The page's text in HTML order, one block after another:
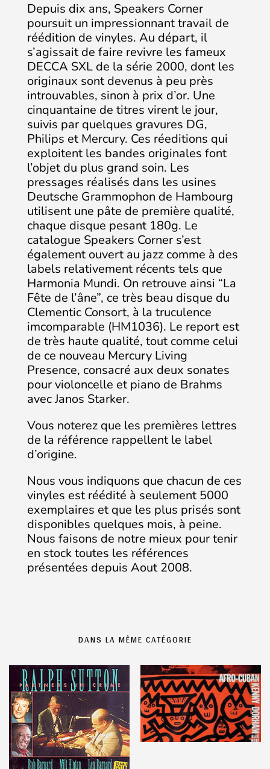
Depuis dix ans, Speakers Corner
poursuit un impressionnant travail de
réédition de vinyles. Au départ, il
s’agissait de faire revivre les fameux
DECCA SXL de la série 2000, dont les
originaux sont devenus à peu près
introuvables, sinon à prix d’or. Une
cinquantaine de titres virent le jour,
suivis par quelques gravures DG,
Philips et Mercury. Ces réeditions qui
exploitent les bandes originales font
l’objet du plus grand soin. Les
pressages réalisés dans les usines
Deutsche Grammophon de Hambourg
utilisent une pâte de première qualité,
chaque disque pesant 180g. Le
catalogue Speakers Corner s’est
également ouvert au jazz comme à des
labels relativement récents tels que
Harmonia Mundi. On retrouve ainsi “La
Fête de l’âne”, ce très beau disque du
Clementic Consort, à la truculence
imcomparable (HM1036). Le report est
de très haute qualité, tout comme celui
de ce nouveau Mercury Living
Presence, consacré aux deux sonates
pour violoncelle et piano de Brahms
avec Janos Starker.
Vous noterez que les premières lettres
de la référence rappellent le label
d’origine.
Nous vous indiquons que chacun de ces
vinyles est réédité à seulement 5000
exemplaires et que les plus prisés sont
disponibles quelques mois, à peine.
Nous faisons de notre mieux pour tenir
en stock toutes les références
présentées depuis Aout 2008.
DANS LA MÊME CATÉGORIE